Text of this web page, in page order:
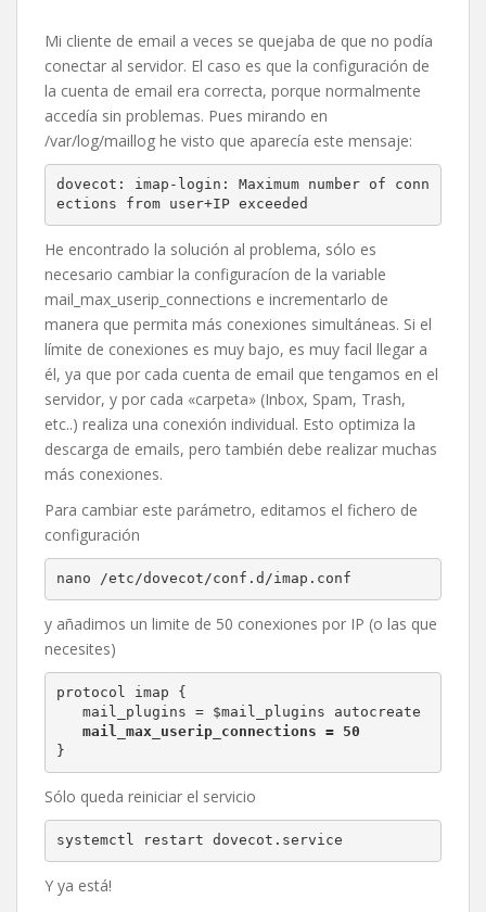
Mi cliente de email a veces se quejaba de que no podía
conectar al servidor. El caso es que la configuración de
la cuenta de email era correcta, porque normalmente
accedía sin problemas. Pues mirando en
/var/log/maillog he visto que aparecía este mensaje:
dovecot: imap-login: Maximum number of conn
ections from user+IP exceeded
He encontrado la solución al problema, sólo es
necesario cambiar la configuracíon de la variable
mail_max_userip_connections e incrementarlo de
manera que permita más conexiones simultáneas. Si el
límite de conexiones es muy bajo, es muy facil llegar a
él, ya que por cada cuenta de email que tengamos en el
servidor, y por cada «carpeta» (Inbox, Spam, Trash,
etc..) realiza una conexión individual. Esto optimiza la
descarga de emails, pero también debe realizar muchas
más conexiones.
Para cambiar este parámetro, editamos el fichero de
configuración
nano /etc/dovecot/conf.d/imap.conf
y añadimos un limite de 50 conexiones por IP (o las que
necesites)
protocol imap {
   mail_max_userip_connections = 50
}
Sólo queda reiniciar el servicio
systemctl restart dovecot.service
Y ya está!